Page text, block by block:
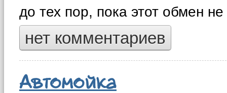
до тех пор, пока этот обмен не
нет комментариев
Автомойка